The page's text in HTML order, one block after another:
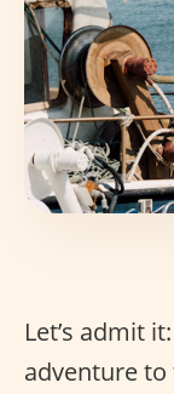
Let’s admit
adventure